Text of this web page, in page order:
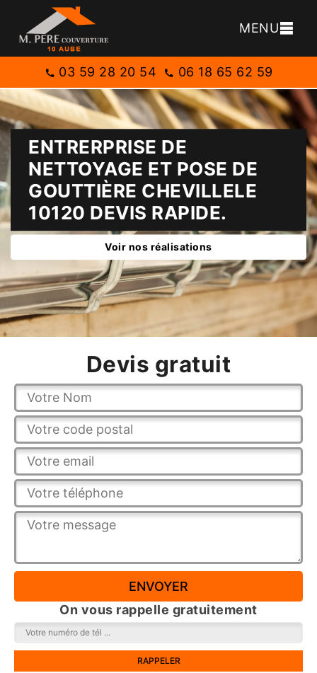
MENU
03 59 28 20 54 06 18 65 62 59
ENTRERPRISE DE
NETTOYAGE ET POSE DE
GOUTTIÈRE CHEVILLELE
10120 DEVIS RAPIDE.
Voir nos réalisations
Devis gratuit
On vous rappelle gratuitement